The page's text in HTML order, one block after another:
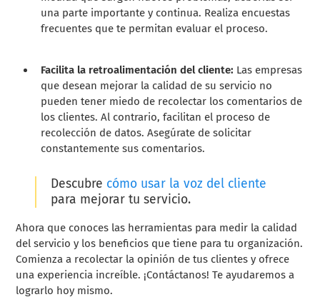
una parte importante y continua. Realiza encuestas
frecuentes que te permitan evaluar el proceso.
Facilita la retroalimentación del cliente: Las empresas
que desean mejorar la calidad de su servicio no
pueden tener miedo de recolectar los comentarios de
los clientes. Al contrario, facilitan el proceso de
recolección de datos. Asegúrate de solicitar
constantemente sus comentarios.
Descubre cómo usar la voz del cliente
para mejorar tu servicio.
Ahora que conoces las herramientas para medir la calidad
del servicio y los beneficios que tiene para tu organización.
Comienza a recolectar la opinión de tus clientes y ofrece
una experiencia increíble. ¡Contáctanos! Te ayudaremos a
lograrlo hoy mismo.